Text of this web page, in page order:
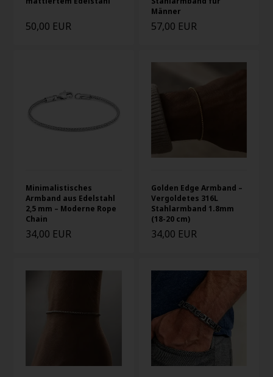
50,00 EUR
Männer
57,00 EUR
Minimalistisches
Armband aus Edelstahl
2,5 mm – Moderne Rope
Chain
34,00 EUR
Golden Edge Armband –
Vergoldetes 316L
Stahlarmband 1.8mm
(18-20 cm)
34,00 EUR